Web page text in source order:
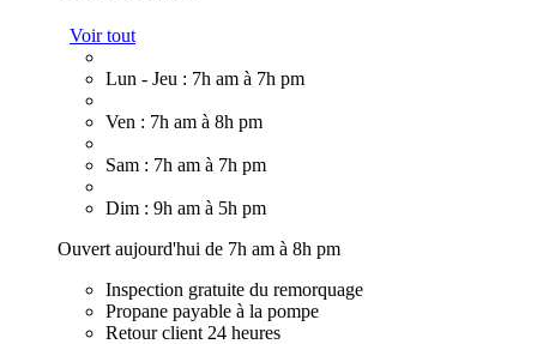
Voir tout
Lun - Jeu : 7h am à 7h pm
Ven : 7h am à 8h pm
Sam : 7h am à 7h pm
Dim : 9h am à 5h pm
Ouvert aujourd'hui de 7h am à 8h pm
Inspection gratuite du remorquage
Propane payable à la pompe
Retour client 24 heures